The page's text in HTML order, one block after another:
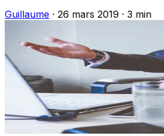
Guillaume · 26 mars 2019 · 3 min